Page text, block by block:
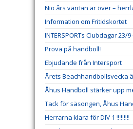
Nio års väntan är över –
Information om Fritidskortet
INTERSPORTs Clubdagar 23/
Prova på handboll!
Ebjudande från Intersport
Årets Beachhandbollsvecka
Åhus Handboll stärker upp
Tack för säsongen, Åhus
Herrarna klara för DIV 1 !!!!!!!!!